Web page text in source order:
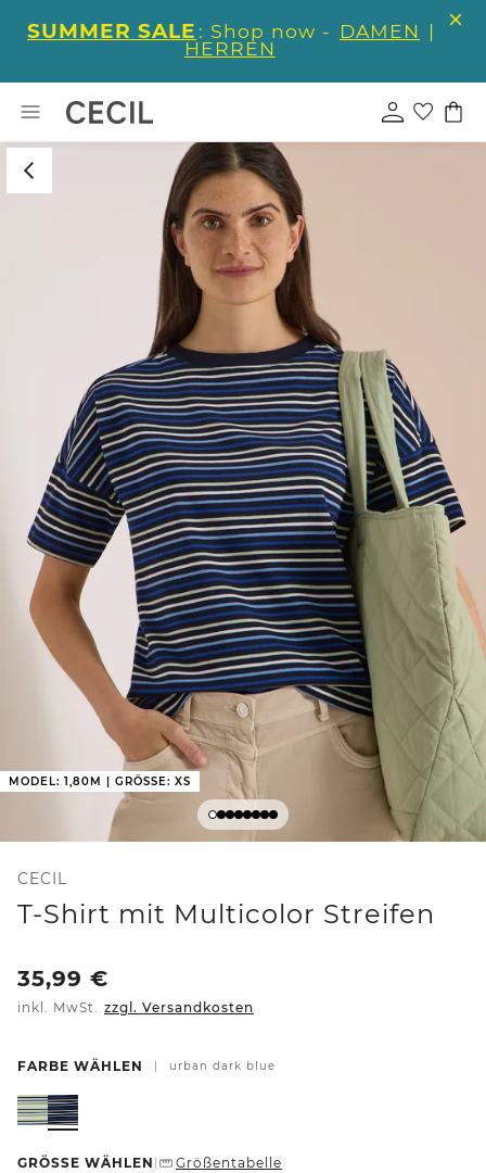
SUMMER SALE : Shop now - DAMEN |
HERREN
MODEL: 1,80M | GRÖSSE: XS
CECIL
T-Shirt mit Multicolor Streifen
35,99 €
inkl. MwSt. zzgl. Versandkosten
FARBE WÄHLEN urban dark blue
GRÖSSE WÄHLEN Größentabelle